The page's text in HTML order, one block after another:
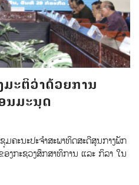
ມະຕິວ່າດ້ວຍການ
ນມະນຸດ
ຄະນະປະຈໍາສະພາທິດສະດີສູນກາງພັກ
ງກະຊວງສຶກສາທິການ ແລະ ກິລາ ໃນ